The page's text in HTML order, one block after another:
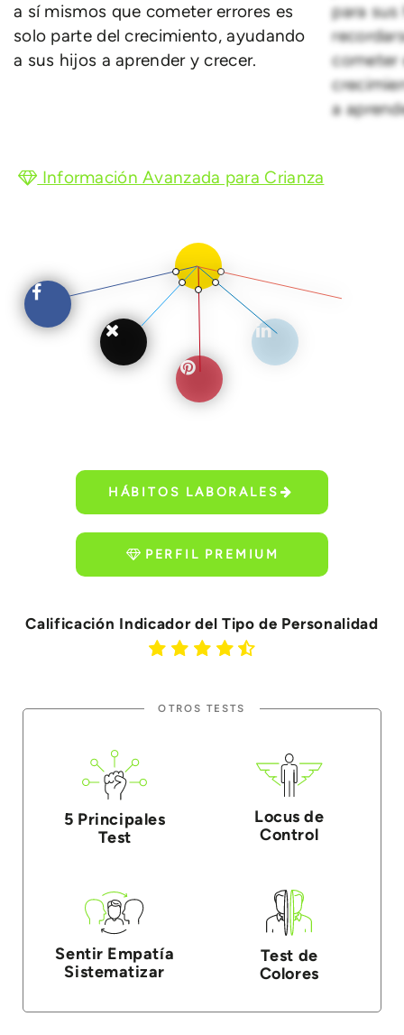
a sí mismos que cometer errores es
solo parte del crecimiento, ayudando
a sus hijos a aprender y crecer.
para
cometer
a
Información Avanzada para Crianza
HÁBITOS LABORALES
PERFIL PREMIUM
Calificación Indicador del Tipo de Personalidad
OTROS TESTS
5 Principales
Test
Locus de
Control
Sentir Empatía
Sistematizar
Test de
Colores